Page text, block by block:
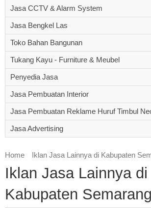
Jasa CCTV & Alarm System
Jasa Bengkel Las
Toko Bahan Bangunan
Tukang Kayu - Furniture & Meubel
Penyedia Jasa
Jasa Pembuatan Interior
Jasa Pembuatan Reklame Huruf Timbul
Jasa Advertising
Home Iklan Jasa Lainnya di Kabupaten
Iklan Jasa Lainnya di
Kabupaten Semarang